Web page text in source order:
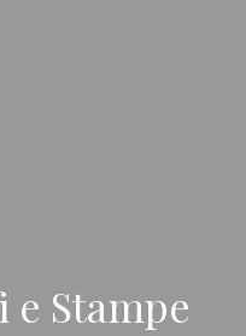
Stampe